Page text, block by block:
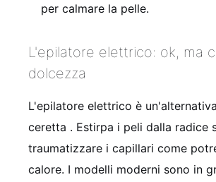
per calmare la pelle.
L'epilatore elettrico: ok, ma
dolcezza
L'epilatore elettrico è
ceretta . Estirpa i peli dalla radice
traumatizzare i capillari come
calore. I modelli moderni sono in